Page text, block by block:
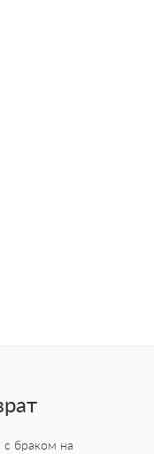
браком на